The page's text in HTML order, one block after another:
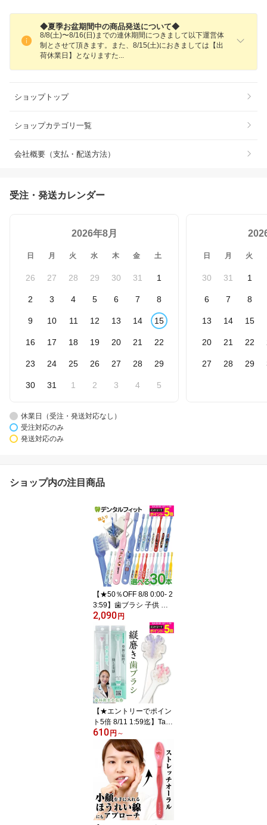
◆夏季お盆期間中の商品発送について◆
8/8(土)〜8/16(日)までの連休期間につきまして以下運営体
制とさせて頂きます。また、8/15(土)におきましては【出
荷休業日】となりますた
ショップトップ
ショップカテゴリ一覧
会社概要（支払・配送方法）
受注・発送カレンダー
2026年8月
日 月 火 水 木 金 土
26 27 28 29 30 31 1
2 3 4 5 6 7 8
9 10 11 12 13 14 15
16 17 18 19 20 21 22
23 24 25 26 27 28 29
30 31 1 2 3 4 5
日 月 火
30 31 1
6 7 8
13 14 15
20 21 22
27 28 29
休業日（受注・発送対応なし）
受注対応のみ
発送対応のみ
ショップ内の注目商品
【★50％OFF 8/8 0:00- 2
3:59】歯ブラシ 子供 ま
とめ買い 子供向けキャラ
クター歯ブラシ30本セッ
ト (トミカ・キティ・ド
ラえもん・シナモロー
ル・なまえ・スヌーピ
ー・最強王図鑑)【宅配便
発送商品】 個包装 【送
料無料】
2,090 円
【★エントリーでポイン
ト5倍 8/11 1:59迄】Tate.
縦磨き歯ブラシ 選べるサ
イズ(レギュラー/ミニ)と
本数(1本/2本/3本/5本)
【歯科衛生士監修 タテ磨
き 山型 花型 歯ブラシ Ts
ukimura Shop Tate.縦磨
き歯ブラシ店】
610 円 ～